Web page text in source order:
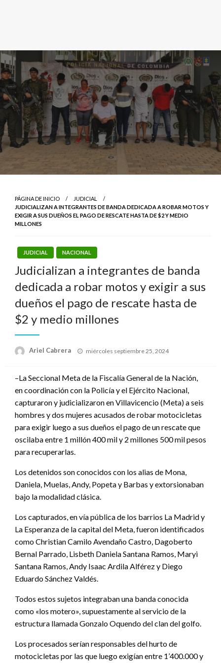
PÁGINA DE INICIO
JUDICIAL
JUDICIALIZAN A INTEGRANTES DE BANDA DEDICADA A ROBAR MOTOS Y
EXIGIR A SUS DUEÑOS EL PAGO DE RESCATE HASTA DE $2 Y MEDIO
MILLONES
JUDICIAL NACIONAL
Judicializan a integrantes de banda
dedicada a robar motos y exigir a sus
dueños el pago de rescate hasta de
$2 y medio millones
Ariel Cabrera
Publicado
miércoles septiembre 25, 2024
–La Seccional Meta de la Fiscalía General de la Nación,
en coordinación con la Policía y el Ejército Nacional,
capturaron y judicializaron en Villavicencio (Meta) a seis
hombres y dos mujeres acusados de robar motocicletas
para exigir luego a sus dueños el pago de un rescate que
oscilaba entre 1 millón 400 mil y 2 millones 500 mil pesos
para recuperarlas.
Los detenidos son conocidos con los alias de Mona,
Daniela, Muelas, Andy, Popeta y Barbas y extorsionaban
bajo la modalidad clásica.
Los capturados, en vía pública de los barrios La Madrid y
La Esperanza de la capital del Meta, fueron identificados
como Christian Camilo Avendaño Castro, Dagoberto
Bernal Parrado, Lisbeth Daniela Santana Ramos, Maryi
Santana Ramos, Andy Isaac Ardila Alférez y Diego
Eduardo Sánchez Valdés.
Todos estos sujetos integraban una banda conocida
como «los motero», supuestamente al servicio de la
estructura llamada Gonzalo Oquendo del clan del golfo.
Los procesados serían responsables del hurto de
motocicletas por las que luego exigían entre 1’400.000 y